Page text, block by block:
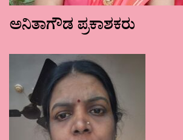
ಅನಿತಾಗೌಡ ಪ್ರಕಾಶಕರು